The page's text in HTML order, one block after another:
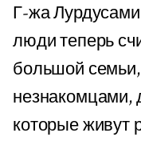
Г-жа
люди теперь
большой
незнакомцами,
которые живут